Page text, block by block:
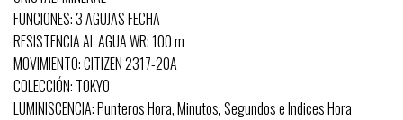
FUNCIONES: 3 AGUJAS FECHA
RESISTENCIA AL AGUA WR: 100 m
MOVIMIENTO: CITIZEN 2317-20A
COLECCIÓN: TOKYO
LUMINISCENCIA: Punteros Hora, Minutos, Segundos e Indices Hora